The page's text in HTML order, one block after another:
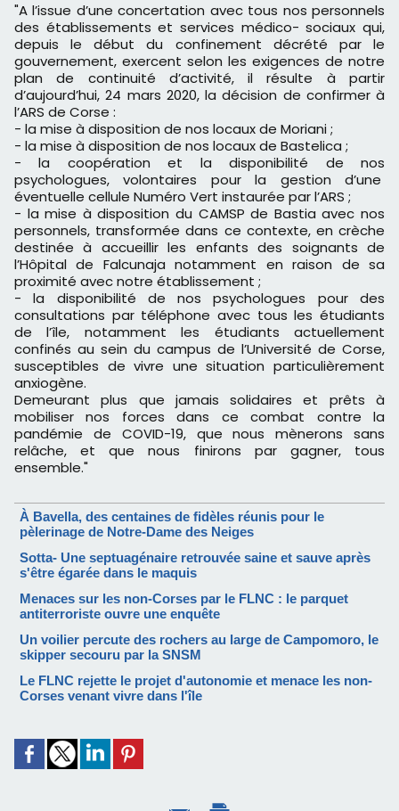
"A l’issue d’une concertation avec tous nos personnels
des établissements et services médico- sociaux qui,
depuis le début du confinement décrété par le
gouvernement, exercent selon les exigences de notre
plan de continuité d’activité, il résulte à partir
d’aujourd’hui, 24 mars 2020, la décision de confirmer à
l’ARS de Corse :
- la mise à disposition de nos locaux de Moriani ;
- la mise à disposition de nos locaux de Bastelica ;
- la coopération et la disponibilité de nos
psychologues, volontaires pour la gestion d’une
éventuelle cellule Numéro Vert instaurée par l’ARS ;
- la mise à disposition du CAMSP de Bastia avec nos
personnels, transformée dans ce contexte, en crèche
destinée à accueillir les enfants des soignants de
l’Hôpital de Falcunaja notamment en raison de sa
proximité avec notre établissement ;
- la disponibilité de nos psychologues pour des
consultations par téléphone avec tous les étudiants
de l’île, notamment les étudiants actuellement
confinés au sein du campus de l’Université de Corse,
susceptibles de vivre une situation particulièrement
anxiogène.
Demeurant plus que jamais solidaires et prêts à
mobiliser nos forces dans ce combat contre la
pandémie de COVID-19, que nous mènerons sans
relâche, et que nous finirons par gagner, tous
ensemble."
À Bavella, des centaines de fidèles réunis pour le
pèlerinage de Notre-Dame des Neiges
Sotta- Une septuagénaire retrouvée saine et sauve après
s'être égarée dans le maquis
Menaces sur les non-Corses par le FLNC : le parquet
antiterroriste ouvre une enquête
Un voilier percute des rochers au large de Campomoro, le
skipper secouru par la SNSM
Le FLNC rejette le projet d'autonomie et menace les non-
Corses venant vivre dans l'île